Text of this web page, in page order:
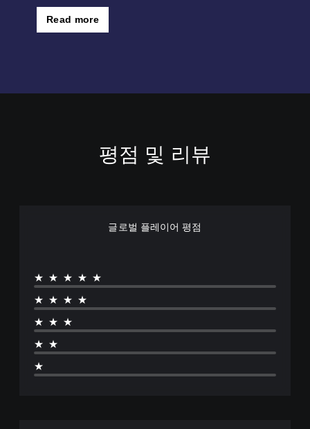
Read more
평점 및 리뷰
글로벌 플레이어 평점
★★★★★
★★★★
★★★
★★
★